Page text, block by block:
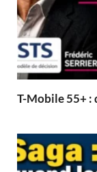
T-Mobile 55+ :